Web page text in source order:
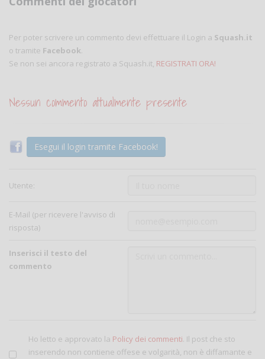
Per poter scrivere un commento devi effettuare il Login a Squash.it
o tramite Facebook.
Se non sei ancora registrato a Squash.it, REGISTRATI ORA!
Nessun commento attualmente presente
Esegui il login tramite Facebook!
Utente:
E-Mail (per ricevere l'avviso di
risposta)
Inserisci il testo del
commento
Ho letto e approvato la Policy dei commenti. Il post che sto
inserendo non contiene offese e volgarità, non è diffamante e